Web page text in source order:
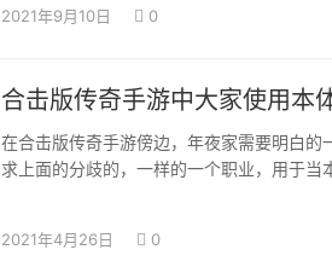
2021年9月10日 0
合击版传奇手游中大家使用本
在合击版传奇手游傍边，年夜家需要明白
求上面的分歧的，一样的一个职业，用于
2021年4月26日 0